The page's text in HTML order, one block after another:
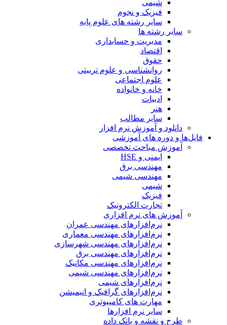
شیمی
فیزیک و نجوم
سایر رشته های علوم پایه
سایر رشته ها
مدیریت و حسابداری
اقتصاد
حقوق
روانشناسی و علوم تربیتی
علوم اجتماعی
خانه و خانواده
ادبیات
هنر
سایر مطالب
دانلود و آموزش نرم افزار
فایل‌ها و دوره های آموزشی
آموزش مباحث تخصصی
ایمنی و HSE
مهندسی برق
مهندسی شیمی
شیمی
فیزیک
تجارت الکترونیک
آموزش های نرم افزاری
نرم‌افزارهای مهندسی عمران
نرم‌افزارهای مهندسی معماری
نرم‌افزارهای مهندسی شهرسازی
نرم‌افزارهای مهندسی برق
نرم‌افزارهای مهندسی مکانیک
نرم‌افزارهای مهندسی شیمی
نرم‌افزارهای شیمی
نرم‌افزارهای گرافیک و انیمیشن
مهارت های کامپیوتری
سایر نرم افزارها
طرح و نقشه و بانک داده